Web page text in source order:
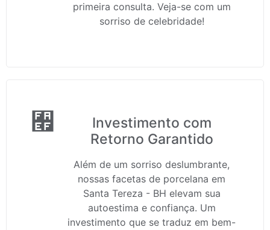
primeira consulta. Veja-se com um
sorriso de celebridade!
Investimento com
Retorno Garantido
Além de um sorriso deslumbrante,
nossas facetas de porcelana em
Santa Tereza - BH elevam sua
autoestima e confiança. Um
investimento que se traduz em bem-